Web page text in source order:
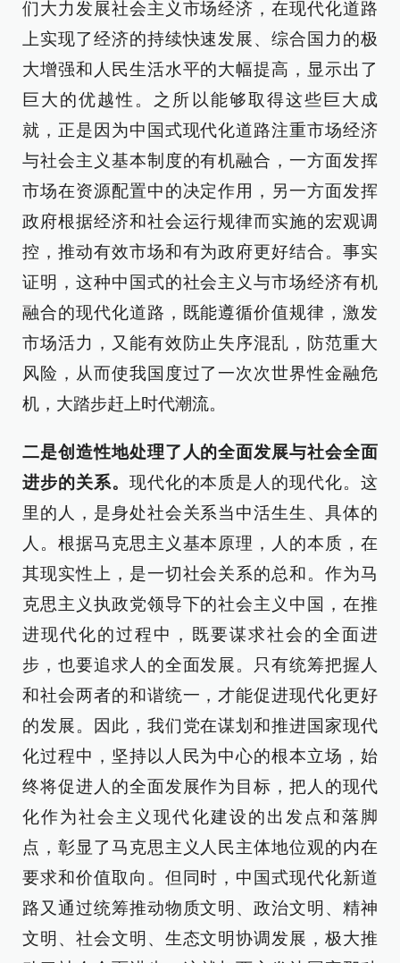
们大力发展社会主义市场经济，在现代化道路
上实现了经济的持续快速发展、综合国力的极
大增强和人民生活水平的大幅提高，显示出了
巨大的优越性。之所以能够取得这些巨大成
就，正是因为中国式现代化道路注重市场经济
与社会主义基本制度的有机融合，一方面发挥
市场在资源配置中的决定作用，另一方面发挥
政府根据经济和社会运行规律而实施的宏观调
控，推动有效市场和有为政府更好结合。事实
证明，这种中国式的社会主义与市场经济有机
融合的现代化道路，既能遵循价值规律，激发
市场活力，又能有效防止失序混乱，防范重大
风险，从而使我国度过了一次次世界性金融危
机，大踏步赶上时代潮流。
二是创造性地处理了人的全面发展与社会全面
进步的关系。 现代化的本质是人的现代化。这
里的人，是身处社会关系当中活生生、具体的
人。根据马克思主义基本原理，人的本质，在
其现实性上，是一切社会关系的总和。作为马
克思主义执政党领导下的社会主义中国，在推
进现代化的过程中，既要谋求社会的全面进
步，也要追求人的全面发展。只有统筹把握人
和社会两者的和谐统一，才能促进现代化更好
的发展。因此，我们党在谋划和推进国家现代
化过程中，坚持以人民为中心的根本立场，始
终将促进人的全面发展作为目标，把人的现代
化作为社会主义现代化建设的出发点和落脚
点，彰显了马克思主义人民主体地位观的内在
要求和价值取向。但同时，中国式现代化新道
路又通过统筹推动物质文明、政治文明、精神
文明、社会文明、生态文明协调发展，极大推